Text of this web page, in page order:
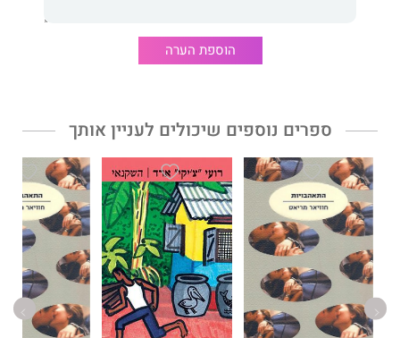
מתקיימים בבת אחת, עד שבסופו נשארת החוחית תלויה עמוק בליבנו
הוספת הערה
ספרים נוספים שיכולים לעניין אותך